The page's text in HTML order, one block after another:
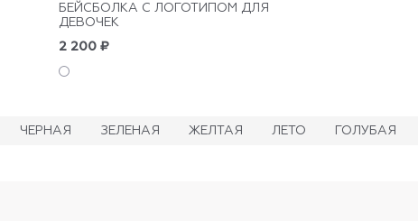
БЕЙСБОЛКА С ЛОГОТИПОМ ДЛЯ
ДЕВОЧЕК
2 200 ₽
ЧЕРНАЯ ЗЕЛЕНАЯ ЖЕЛТАЯ ЛЕТО ГОЛУБАЯ